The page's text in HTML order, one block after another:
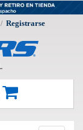
/ Registrarse